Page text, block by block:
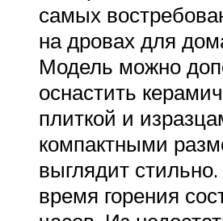
самых
на дровах для
Модель можно
оснастить
плиткой и
компактными
выглядит
время горения